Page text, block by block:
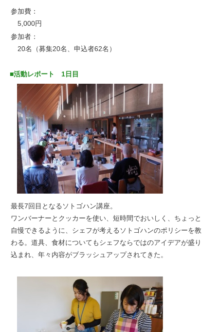
参加費：
5,000円
参加者：
20名（募集20名、申込者62名）
■活動レポート 1日目
最長7回目となるソトゴハン講座。
ワンバーナーとクッカーを使い、短時間でおいしく、ちょっと
自慢できるように、シェフが考えるソトゴハンのポリシーを教
わる。道具、食材についてもシェフならではのアイデアが盛り
込まれ、年々内容がブラッシュアップされてきた。